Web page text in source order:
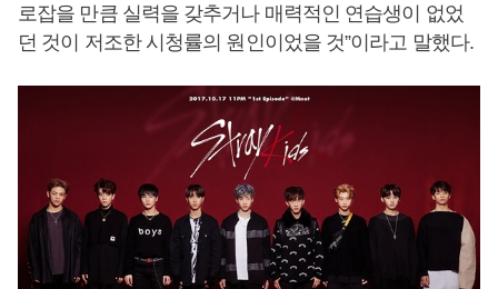
로잡을 만큼 실력을 갖추거나 매력적인 연습생이 없었
던 것이 저조한 시청률의 원인이었을 것”이라고 말했다.